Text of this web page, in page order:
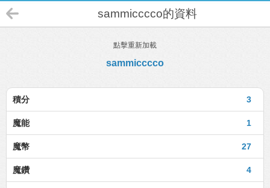
sammicccco的資料
點擊重新加載
sammicccco
3
積分
1
魔能
27
魔幣
4
魔鑽